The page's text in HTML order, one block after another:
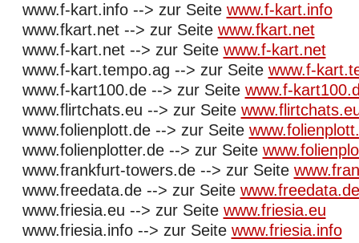
www.f-kart.info --> zur Seite www.f-kart.info
www.fkart.net --> zur Seite www.fkart.net
www.f-kart.net --> zur Seite www.f-kart.net
www.f-kart.tempo.ag --> zur Seite www.f-
www.f-kart100.de --> zur Seite www.f-
www.flirtchats.eu --> zur Seite
www.folienplott.de --> zur Seite
www.folienplotter.de --> zur Seite
www.frankfurt-towers.de --> zur Seite
www.freedata.de --> zur Seite www.freedata.de
www.friesia.eu --> zur Seite www.friesia.eu
www.friesia.info --> zur Seite www.friesia.info